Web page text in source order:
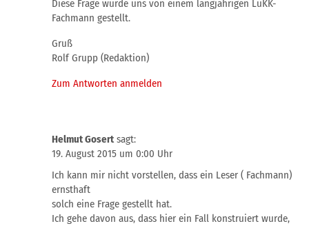
Diese Frage wurde uns von einem langjährigen LüKK-
Fachmann gestellt.
Gruß
Rolf Grupp (Redaktion)
Zum Antworten anmelden
Helmut Gosert sagt:
19. August 2015 um 0:00 Uhr
Ich kann mir nicht vorstellen, dass ein Leser ( Fachmann)
ernsthaft
solch eine Frage gestellt hat.
Ich gehe davon aus, dass hier ein Fall konstruiert wurde,